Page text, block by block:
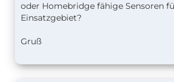
oder Homebridge fähige Sensoren
Einsatzgebiet?
Gruß